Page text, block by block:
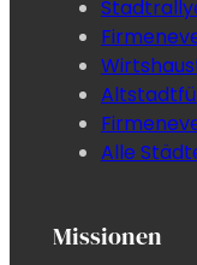
Alle
Missionen